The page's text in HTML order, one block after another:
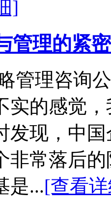
]
管理的紧
管理咨询
实的感觉
发现，中
非常落后
是...[查看